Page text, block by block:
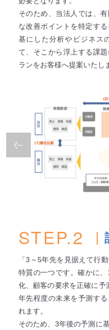
そのため、当法人では、
な改善ポイントを特定す
基にした分析やビジネス
て、そこから浮上する課
ランをお客様へ提案いたし
STEP.2
「3～5年先を見据えて行
特質の一つです。確かに
化、顧客の要求を正確に予
年先程度の未来を予測す
れます。
そのため、3年後の予測に